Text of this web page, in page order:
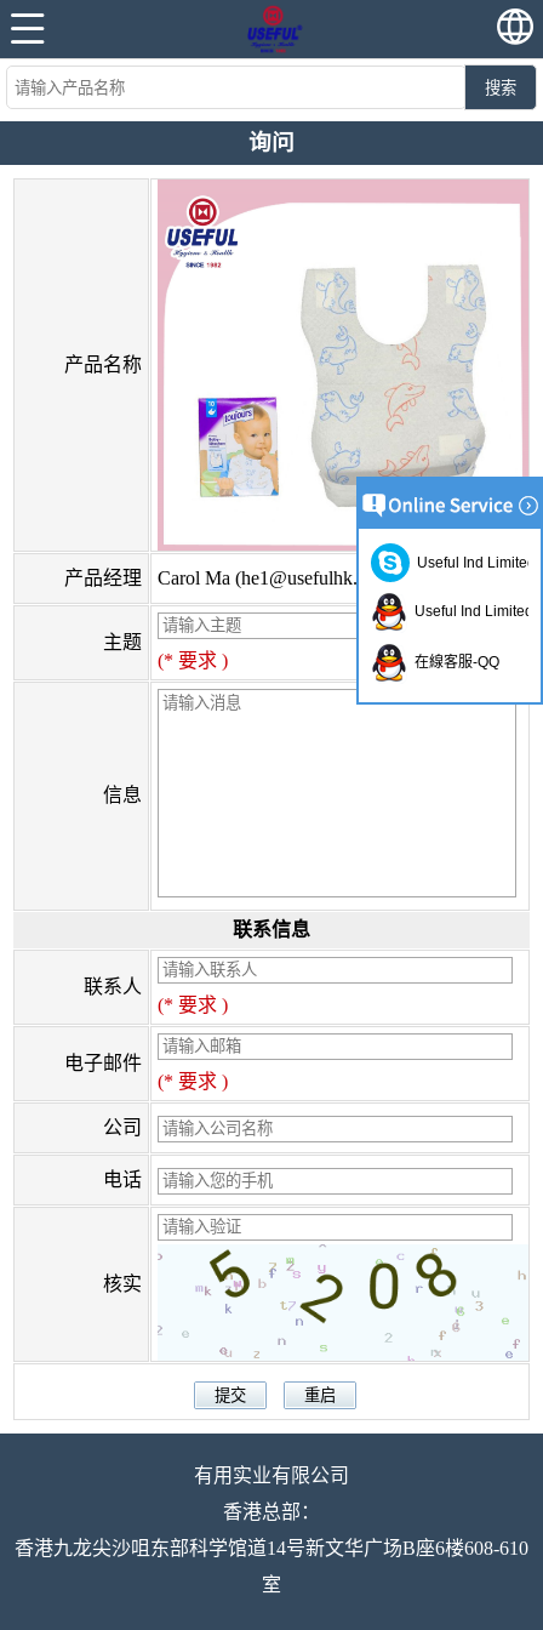
搜索
询问
产品名称
产品经理 Carol Ma (he1@usefulhk.com)
主题
(* 要求 )
信息
联系信息
联系人
(* 要求 )
电子邮件
(* 要求 )
公司
电话
核实
有用实业有限公司
香港总部：
香港九龙尖沙咀东部科学馆道14号新文华广场B座6楼608-610
室
Useful Ind Limited
Useful Ind Limited
在線客服-QQ